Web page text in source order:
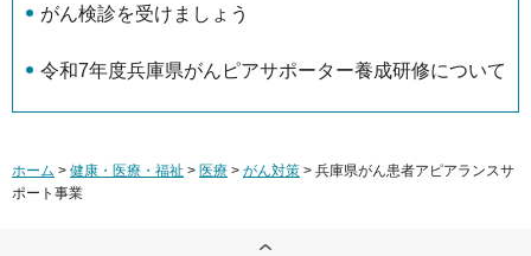
がん検診を受けましょう
令和7年度兵庫県がんピアサポーター養成研修について
ホーム > 健康・医療・福祉 > 医療 > がん対策 > 兵庫県がん患者アピアランスサ
ポート事業